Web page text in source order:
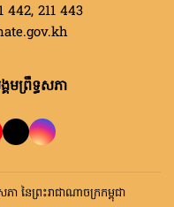
442, 211 443
ព្រឹទ្ធសភា
នៃព្រះរាជាណាចក្រកម្ពុជា